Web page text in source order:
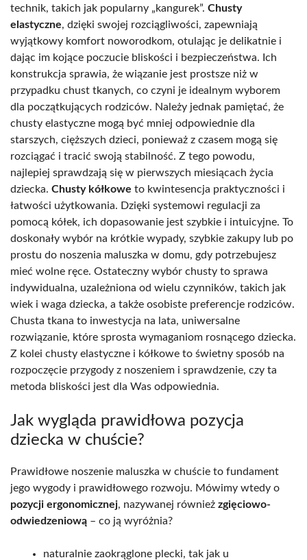
technik, takich jak popularny „kangurek”. Chusty
elastyczne, dzięki swojej rozciągliwości, zapewniają
wyjątkowy komfort noworodkom, otulając je delikatnie i
dając im kojące poczucie bliskości i bezpieczeństwa. Ich
konstrukcja sprawia, że wiązanie jest prostsze niż w
przypadku chust tkanych, co czyni je idealnym wyborem
dla początkujących rodziców. Należy jednak pamiętać, że
chusty elastyczne mogą być mniej odpowiednie dla
starszych, cięższych dzieci, ponieważ z czasem mogą się
rozciągać i tracić swoją stabilność. Z tego powodu,
najlepiej sprawdzają się w pierwszych miesiącach życia
dziecka. Chusty kółkowe to kwintesencja praktyczności i
łatwości użytkowania. Dzięki systemowi regulacji za
pomocą kółek, ich dopasowanie jest szybkie i intuicyjne. To
doskonały wybór na krótkie wypady, szybkie zakupy lub po
prostu do noszenia maluszka w domu, gdy potrzebujesz
mieć wolne ręce. Ostateczny wybór chusty to sprawa
indywidualna, uzależniona od wielu czynników, takich jak
wiek i waga dziecka, a także osobiste preferencje rodziców.
Chusta tkana to inwestycja na lata, uniwersalne
rozwiązanie, które sprosta wymaganiom rosnącego dziecka.
Z kolei chusty elastyczne i kółkowe to świetny sposób na
rozpoczęcie przygody z noszeniem i sprawdzenie, czy ta
metoda bliskości jest dla Was odpowiednia.
Jak wygląda prawidłowa pozycja
dziecka w chuście?
Prawidłowe noszenie maluszka w chuście to fundament
jego wygody i prawidłowego rozwoju. Mówimy wtedy o
pozycji ergonomicznej, nazywanej również zgięciowo-
odwiedzeniową – co ją wyróżnia?
naturalnie zaokrąglone plecki, tak jak u